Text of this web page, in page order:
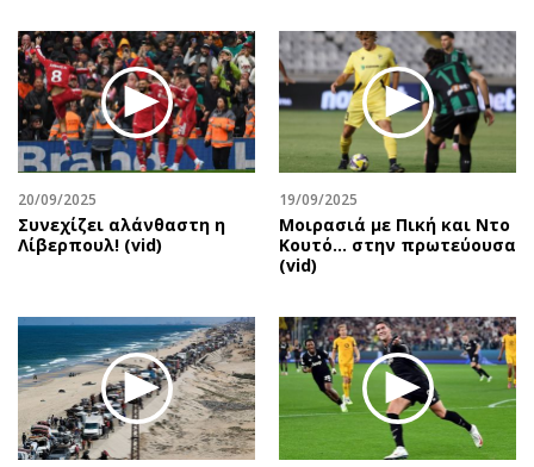
Οικονομία
Real Estate
Επιχειρήσεις
Αγορές
Money Review
AstroBank Properties
Ναυτιλία
Περιβάλλον
Ελλάδα
Κόσμος
Πολιτική
Οικονομία
Γενικά
Αναδρομές
Πρόσωπα
Περιβάλλον
Good Life
Showbiz
Ταξίδια
Συνταγές
20/09/2025
Συνεχίζει αλάνθαστη η
Λίβερπουλ! (vid)
19/09/2025
Μοιρασιά με Πική και Ντο
Κουτό… στην πρωτεύουσα
(vid)